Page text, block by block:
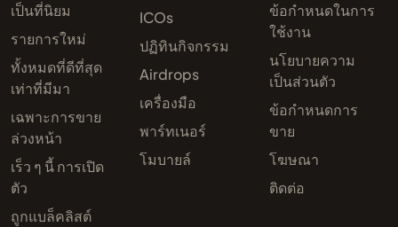
เป็นที่นิยม
รายการใหม่
ทั้งหมดที่ดีที่สุด
เท่าที่มีมา
เฉพาะการขาย
ล่วงหน้า
เร็ว ๆ นี้ การเปิด
ตัว
ถูกแบล็คลิสต์
ICOs
ปฏิทินกิจกรรม
Airdrops
เครื่องมือ
พาร์ทเนอร์
โมบายล์
ข้อกำหนดในการ
ใช้งาน
นโยบายความ
เป็นส่วนตัว
ข้อกำหนดการ
ขาย
โฆษณา
ติดต่อ